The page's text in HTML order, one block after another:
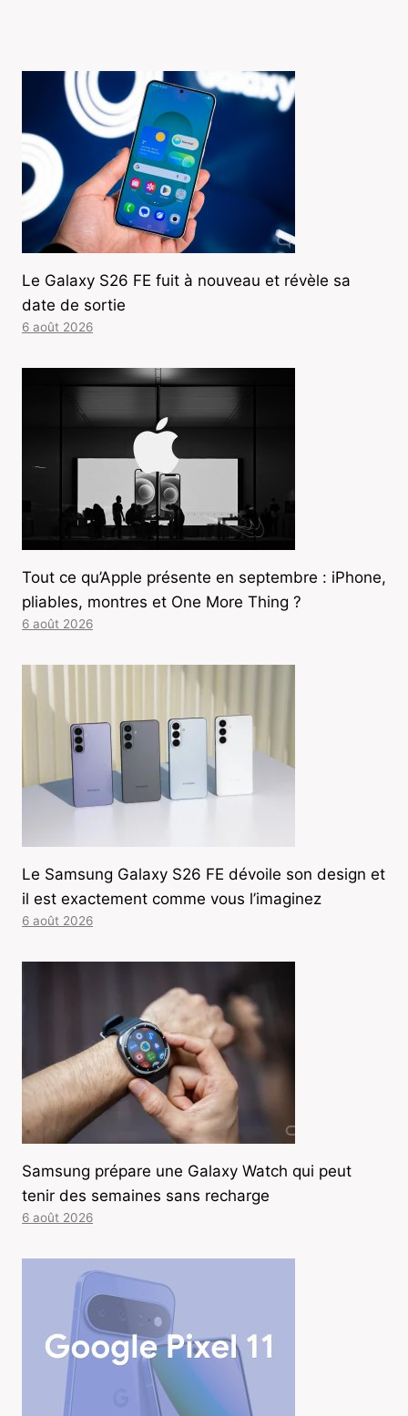
Le Galaxy S26 FE fuit à nouveau et révèle sa
date de sortie
6 août 2026
Tout ce qu’Apple présente en septembre : iPhone,
pliables, montres et One More Thing ?
6 août 2026
Le Samsung Galaxy S26 FE dévoile son design et
il est exactement comme vous l’imaginez
6 août 2026
Samsung prépare une Galaxy Watch qui peut
tenir des semaines sans recharge
6 août 2026